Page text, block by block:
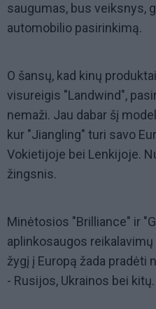
saugumas, bus veiksnys,
automobilio pasirinkimą.
O šansų, kad kinų
visureigis "Landwind",
nemaži. Jau dabar šį
kur "Jiangling" turi savo
Vokietijoje bei Lenkijoje.
žingsnis.
Minėtosios "Brilliance" ir
aplinkosaugos reikalavimų
žygį į Europą žada pradėti
- Rusijos, Ukrainos bei kitų.